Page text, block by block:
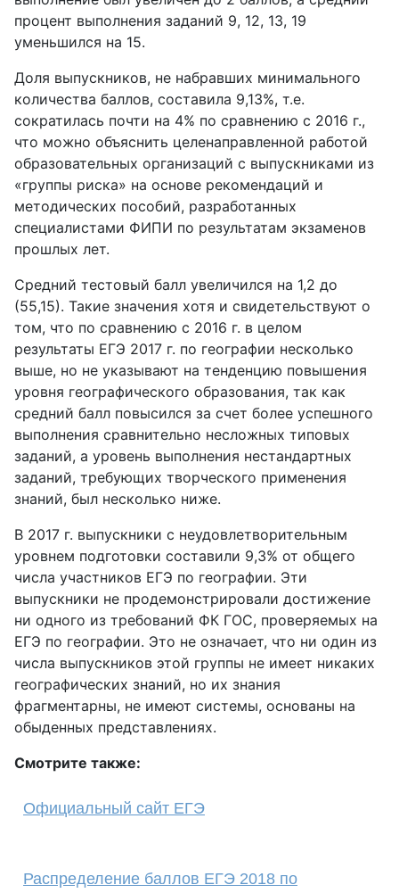
процент выполнения заданий 9, 12, 13, 19
уменьшился на 15.
Доля выпускников, не набравших минимального
количества баллов, составила 9,13%, т.е.
сократилась почти на 4% по сравнению с 2016 г.,
что можно объяснить целенаправленной работой
образовательных организаций с выпускниками из
«группы риска» на основе рекомендаций и
методических пособий, разработанных
специалистами ФИПИ по результатам экзаменов
прошлых лет.
Средний тестовый балл увеличился на 1,2 до
(55,15). Такие значения хотя и свидетельствуют о
том, что по сравнению с 2016 г. в целом
результаты ЕГЭ 2017 г. по географии несколько
выше, но не указывают на тенденцию повышения
уровня географического образования, так как
средний балл повысился за счет более успешного
выполнения сравнительно несложных типовых
заданий, а уровень выполнения нестандартных
заданий, требующих творческого применения
знаний, был несколько ниже.
В 2017 г. выпускники с неудовлетворительным
уровнем подготовки составили 9,3% от общего
числа участников ЕГЭ по географии. Эти
выпускники не продемонстрировали достижение
ни одного из требований ФК ГОС, проверяемых на
ЕГЭ по географии. Это не означает, что ни один из
числа выпускников этой группы не имеет никаких
географических знаний, но их знания
фрагментарны, не имеют системы, основаны на
обыденных представлениях.
Смотрите также:
Официальный сайт ЕГЭ
Распределение баллов ЕГЭ 2018 по